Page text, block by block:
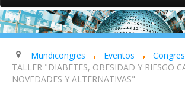
Inicio
Quiénes somos
Servicios
Eventos
Mundicongres Eventos
TALLER "DIABETES, OBESIDAD Y RIESGO
NOVEDADES Y ALTERNATIVAS"